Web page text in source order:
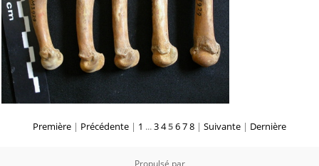
Première | Précédente | 1 ...345678 | Suivante | Dernière
Propulsé par